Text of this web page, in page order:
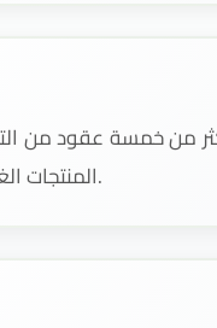
من خمسة عقود من
المنتجات الغذائية السورية.